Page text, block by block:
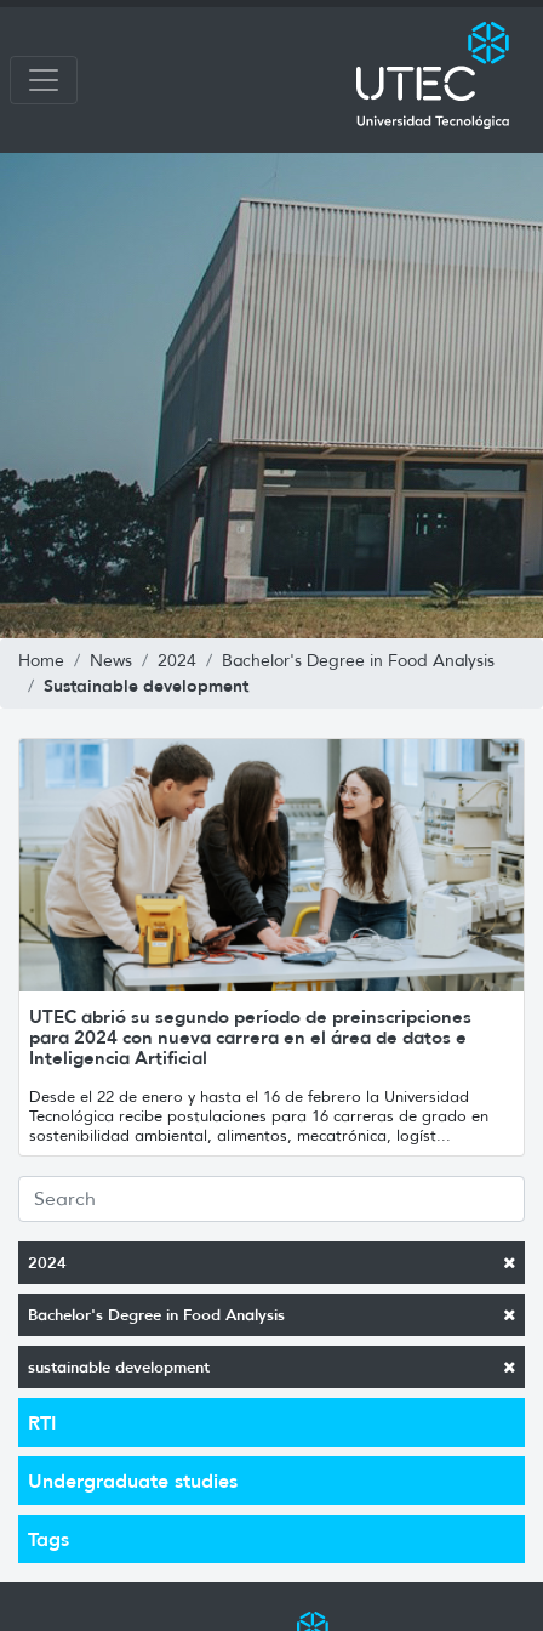
Home News 2024 Bachelor's Degree in Food Analysis
Sustainable development
2024
Bachelor's Degree in Food Analysis
sustainable development
RTI
Undergraduate studies
Tags
UTEC abrió su segundo período de preinscripciones
para 2024 con nueva carrera en el área de datos e
Inteligencia Artificial
Desde el 22 de enero y hasta el 16 de febrero la Universidad
Tecnológica recibe postulaciones para 16 carreras de grado en
sostenibilidad ambiental, alimentos, mecatrónica, logíst...